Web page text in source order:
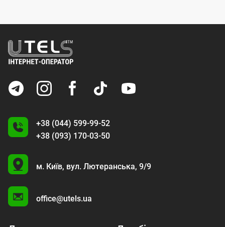
+38 (044) 599-99-52
+38 (093) 170-03-50
U
м. Київ, вул. Лютеранська, 9/9
office@utels.ua